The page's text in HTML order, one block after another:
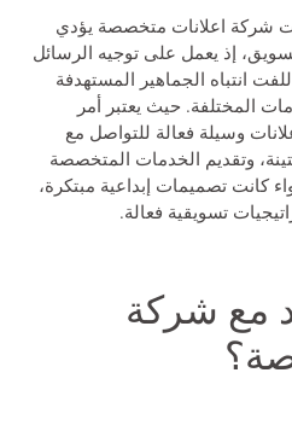
شركة اعلانات متخصصة يؤدي
إذ يعمل على توجيه الرسائل
انتباه الجماهير المستهدفة
المختلفة. حيث يعتبر أمر
وسيلة فعالة للتواصل مع
وتقديم الخدمات المتخصصة
كانت تصميمات إبداعية مبتكرة،
تسويقية فعالة.
مع شركة